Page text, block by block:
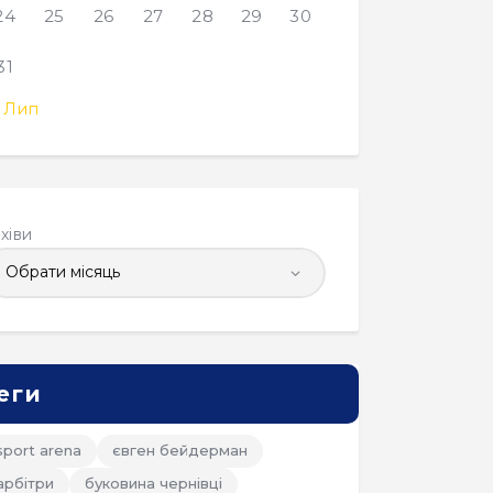
25 26 27 28 29 30
Лип
arena
євген бейдерман
буковина чернівці